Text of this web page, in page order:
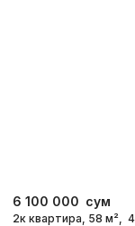
6 100 000 сум
2к квартира, 58 м²,